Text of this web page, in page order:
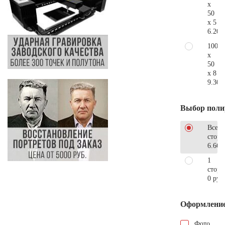
x
50
x 5
100
x
50
x 8
Выбор
Все
1
0 руб.